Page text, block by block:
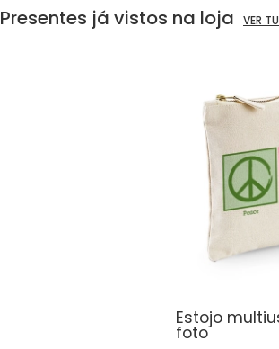
Presentes já vistos na loja VER
Estojo
foto